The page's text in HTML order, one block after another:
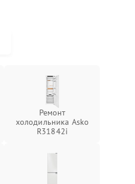
Ремонт
холодильника Asko
R31842i